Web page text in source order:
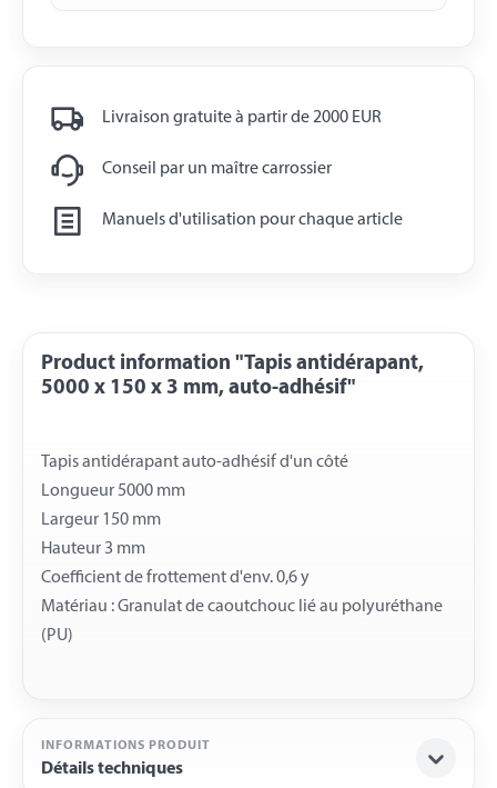
Livraison gratuite à partir de 2000 EUR
Conseil par un maître carrossier
Manuels d'utilisation pour chaque article
Product information "Tapis antidérapant,
5000 x 150 x 3 mm, auto-adhésif"
Tapis antidérapant auto-adhésif d'un côté
Longueur 5000 mm
Largeur 150 mm
Hauteur 3 mm
Coefficient de frottement d'env. 0,6 y
Matériau : Granulat de caoutchouc lié au polyuréthane
INFORMATIONS PRODUIT
Détails techniques